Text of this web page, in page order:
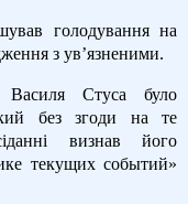
голодування на
з ув’язненими.
Василя Стуса було
без згоди на те
визнав його
текущих событий»